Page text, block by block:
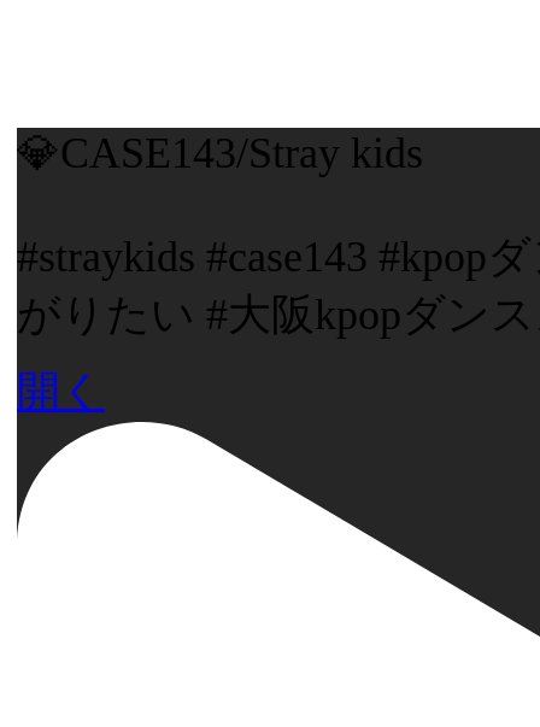
💎CASE143/Stray kids
#straykids #case143
がりたい #大阪kpopダン
開く